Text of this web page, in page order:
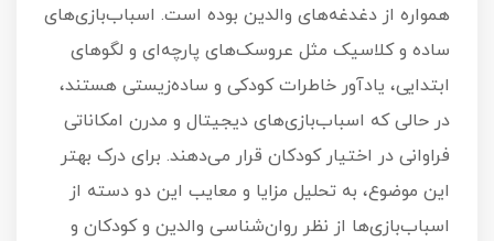
همواره از دغدغه‌های والدین بوده است. اسباب‌بازی‌های
ساده و کلاسیک مثل عروسک‌های پارچه‌ای و لگوهای
ابتدایی، یادآور خاطرات کودکی و ساده‌زیستی هستند،
در حالی که اسباب‌بازی‌های دیجیتال و مدرن امکاناتی
فراوانی در اختیار کودکان قرار می‌دهند. برای درک بهتر
این موضوع، به تحلیل مزایا و معایب این دو دسته از
اسباب‌بازی‌ها از نظر روان‌شناسی والدین و کودکان و